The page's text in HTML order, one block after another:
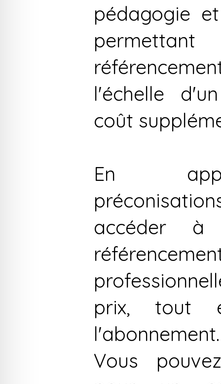
pédagogie
l'échelle
coût
En
accéder
prix, tout
l'abonnement.
Vous